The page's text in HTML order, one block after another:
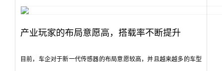
产业玩家的布局意愿高，搭载率不断提升
目前，车企对于新一代传感器的布局意愿较高，并且越来越多的车型